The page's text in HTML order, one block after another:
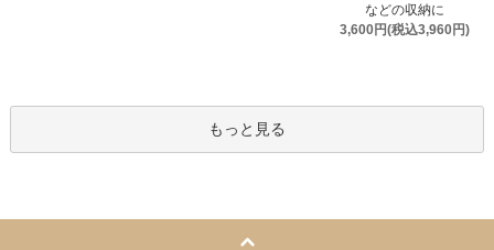
などの収納に
3,600円(税込3,960円)
もっと見る